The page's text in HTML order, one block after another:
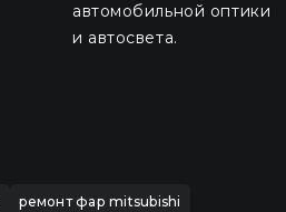
автомобильной оптики
и автосвета.
ремонт фар mitsubishi